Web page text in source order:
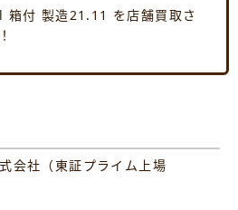
付 製造21.11 を店舗買取さ
社（東証プライム上場